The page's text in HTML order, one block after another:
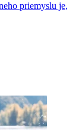
priemyslu je,